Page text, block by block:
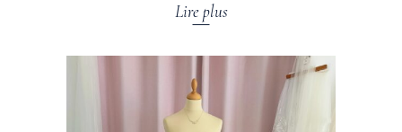
Lire plus